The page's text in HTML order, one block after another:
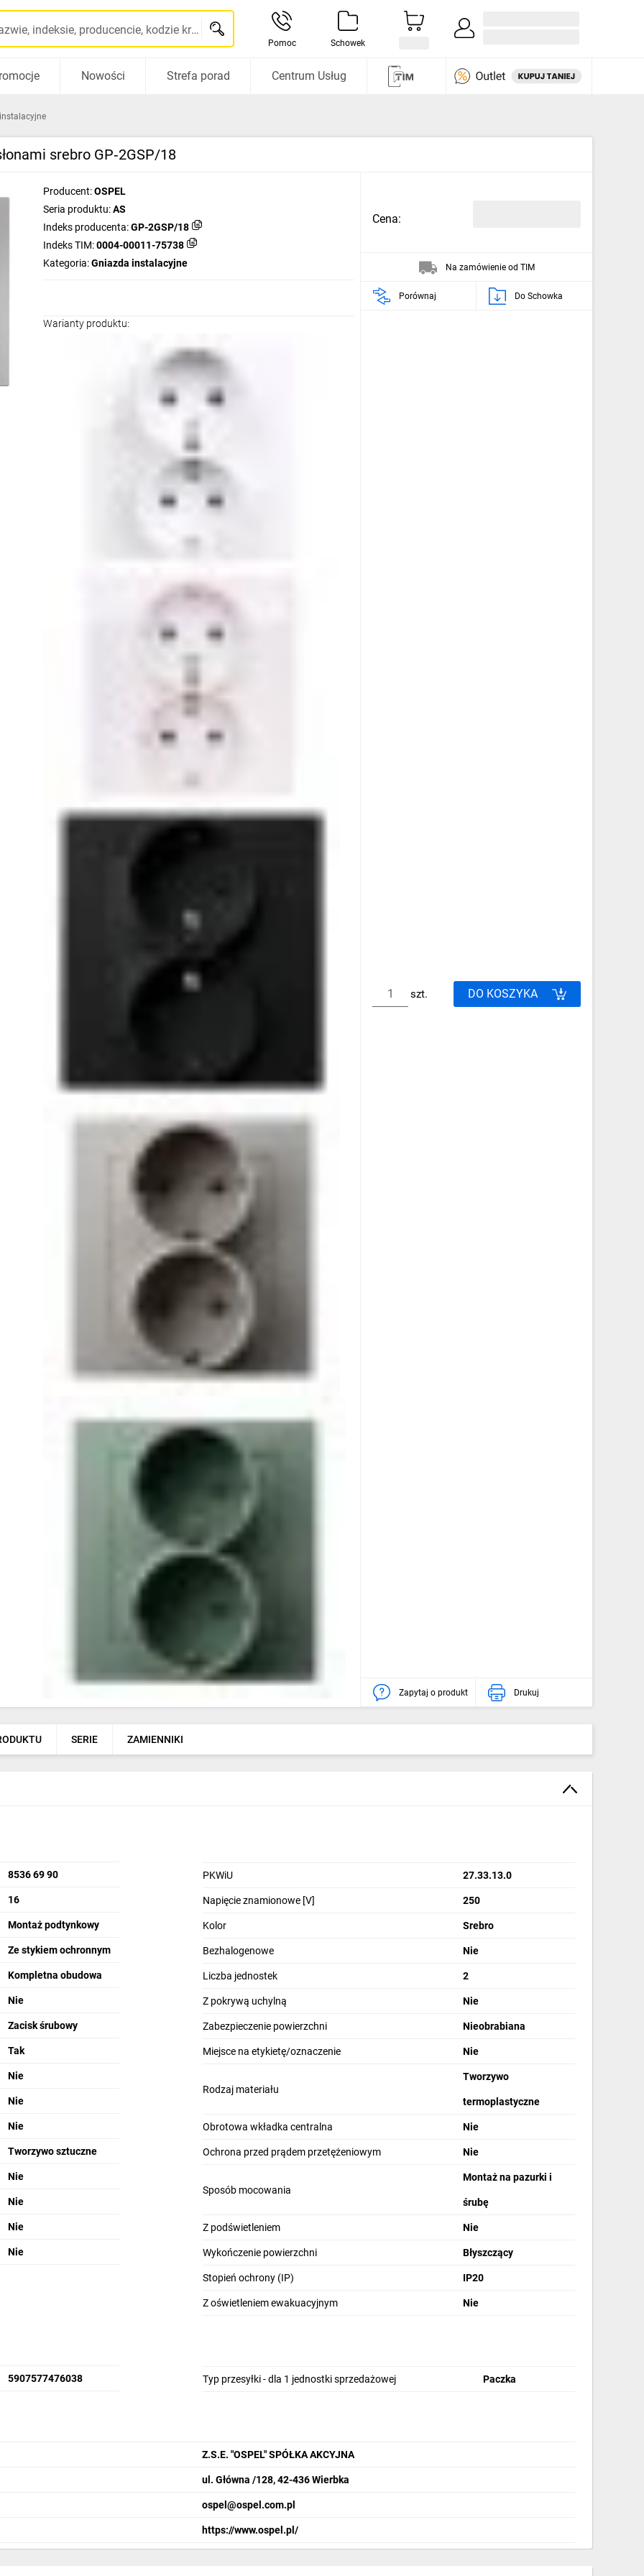
Szukaj po nazwie, indeksie, producencie, kodzie kreskowym...
Pomoc Schowek
Nowości Strefa porad Centrum Usług
srebro GP‑2GSP/18
Producent:OSPEL
Seria produktu:AS
Indeks producenta:GP-2GSP/18
Indeks TIM:0004-00011-75738
Kategoria:Gniazda instalacyjne
Warianty produktu:
Cena:
Na zamówienie od TIM
Porównaj Do Schowka
szt. DO KOSZYKA
Zapytaj o produkt Drukuj
SERIE ZAMIENNIKI
8536 69 90
16
Montaż podtynkowy
Ze stykiem ochronnym
Kompletna obudowa
Nie
Zacisk śrubowy
Tak
Nie
Nie
Nie
Tworzywo sztuczne
Nie
Nie
Nie
Nie
PKWiU 27.33.13.0
Napięcie znamionowe [V] 250
Kolor Srebro
Bezhalogenowe Nie
Liczba jednostek 2
Z pokrywą uchylną Nie
Zabezpieczenie powierzchni Nieobrabiana
Miejsce na etykietę/oznaczenie Nie
Rodzaj materiału
Tworzywo
termoplastyczne
Obrotowa wkładka centralna Nie
Ochrona przed prądem przetężeniowym Nie
Sposób mocowania
Montaż na pazurki i
śrubę
Z podświetleniem Nie
Wykończenie powierzchni Błyszczący
Stopień ochrony (IP) IP20
Z oświetleniem ewakuacyjnym Nie
5907577476038 Typ przesyłki - dla 1 jednostki sprzedażowej Paczka
Z.S.E. "OSPEL" SPÓŁKA AKCYJNA
ul. Główna /128, 42-436 Wierbka
ospel@ospel.com.pl
https://www.ospel.pl/